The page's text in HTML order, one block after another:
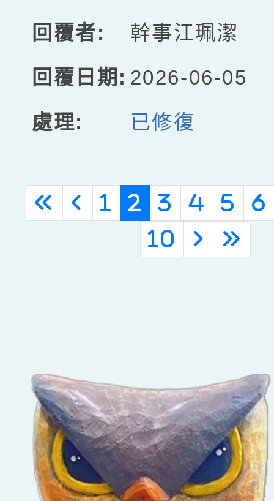
幹事江珮潔
2026-06-05
已修復
« ‹ 1 2 (current)
3 4 5
6
10
› »